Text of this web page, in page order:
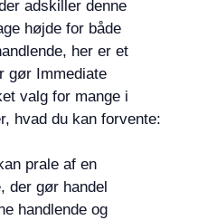
adskiller denne
højde for både
her er et
gør Immediate
valg for mange i
hvad du kan forvente:
prale af en
der gør handel
handlende og